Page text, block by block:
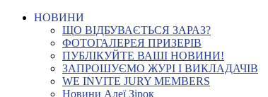
НОВИНИ
ЩО ВІДБУВАЄТЬСЯ ЗАРАЗ?
ФОТОГАЛЕРЕЯ ПРИЗЕРІВ
ПУБЛІКУЙТЕ ВАШІ НОВИНИ!
ЗАПРОШУЄМО ЖУРІ І ВИКЛАДАЧІВ
WE INVITE JURY MEMBERS
Новини Алеї Зірок